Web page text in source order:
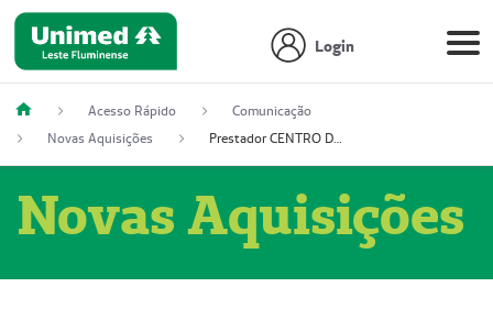
Login
Acesso Rápido
Comunicação
Novas Aquisições
Prestador CENTRO DE ONCOLOGIA
Novas Aquisições